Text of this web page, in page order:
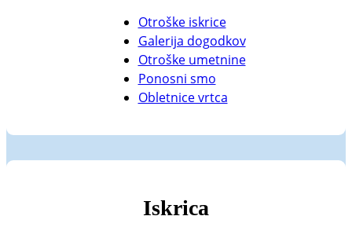
Otroške iskrice
Galerija dogodkov
Otroške umetnine
Ponosni smo
Obletnice vrtca
Iskrica